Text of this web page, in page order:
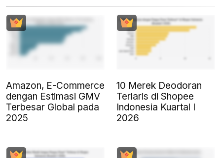
Amazon, E-Commerce
dengan Estimasi GMV
Terbesar Global pada
2025
10 Merek Deodoran
Terlaris di Shopee
Indonesia Kuartal I
2026